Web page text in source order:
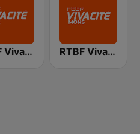
RTBF VivaCité Liège RTBF VivaCité Hainaut